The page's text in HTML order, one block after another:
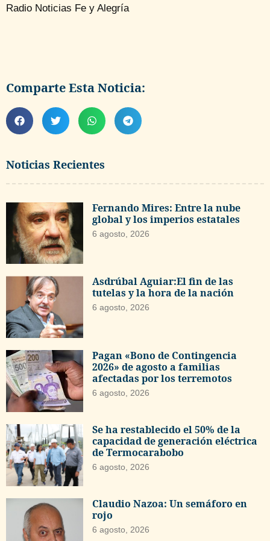
Noticias Recientes
Fernando Mires: Entre la nube
global y los imperios estatales
6 agosto, 2026
Asdrúbal Aguiar:El fin de las
tutelas y la hora de la nación
6 agosto, 2026
Pagan «Bono de Contingencia
2026» de agosto a familias
afectadas por los terremotos
6 agosto, 2026
Se ha restablecido el 50% de la
capacidad de generación eléctrica
de Termocarabobo
6 agosto, 2026
Claudio Nazoa: Un semáforo en
rojo
6 agosto, 2026
Radio Noticias Fe y Alegría
Comparte Esta Noticia: